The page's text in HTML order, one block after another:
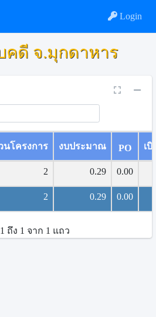
Login
คดี จ.มุกดาหาร
นโครงการ งบประมาณ PO เบิ
2 0.29 0.00
2 0.29 0.00
ถึง 1 จาก 1 แถว